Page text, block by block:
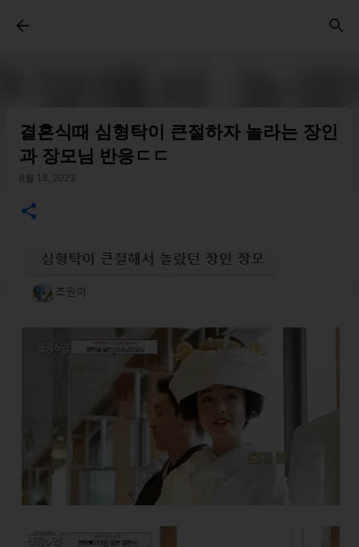
결혼식때 심형탁이 큰절하자 놀라는 장인
과 장모님 반응ㄷㄷ
8월 18, 2023